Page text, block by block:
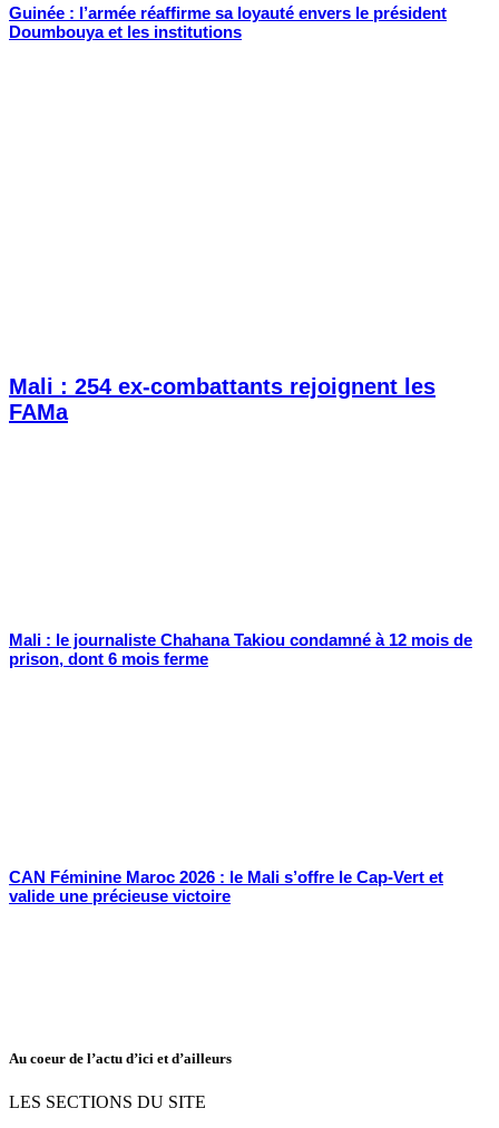
Guinée : l’armée réaffirme sa loyauté envers le président
Doumbouya et les institutions
Mali : 254 ex-combattants rejoignent les
FAMa
Mali : le journaliste Chahana Takiou condamné à 12 mois de
prison, dont 6 mois ferme
CAN Féminine Maroc 2026 : le Mali s’offre le Cap-Vert et
valide une précieuse victoire
Au coeur de l’actu d’ici et d’ailleurs
LES SECTIONS DU SITE